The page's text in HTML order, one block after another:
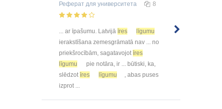
Реферат для университета 8
... ar īpašumu. Latvijā īres
līgumu
ierakstīšana zemesgrāmatā nav ... no
priekšrocībām, sagatavojotīres
līgumu
pie notāra, ir ... būtiski, ka,
slēdzotīres līgumu
, abas puses
izprot ...